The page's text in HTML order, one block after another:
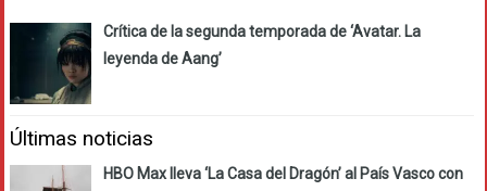
Crítica de la segunda temporada de ‘Avatar. La
leyenda de Aang’
Últimas noticias
HBO Max lleva ‘La Casa del Dragón’ al País Vasco con